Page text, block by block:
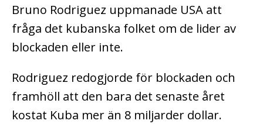
Bruno Rodriguez uppmanade USA att
fråga det kubanska folket om de lider av
blockaden eller inte.
Rodriguez redogjorde för blockaden och
framhöll att den bara det senaste året
kostat Kuba mer än 8 miljarder dollar.